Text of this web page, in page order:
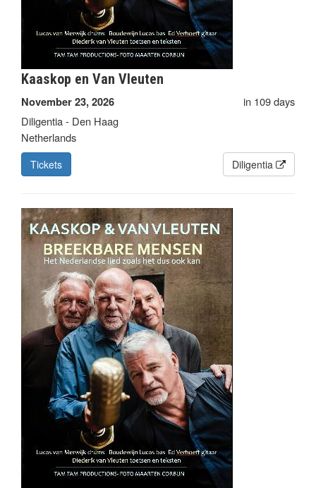
Kaaskop en Van Vleuten
November 23, 2026
in 109 days
Diligentia - Den Haag
Netherlands
Tickets Diligentia